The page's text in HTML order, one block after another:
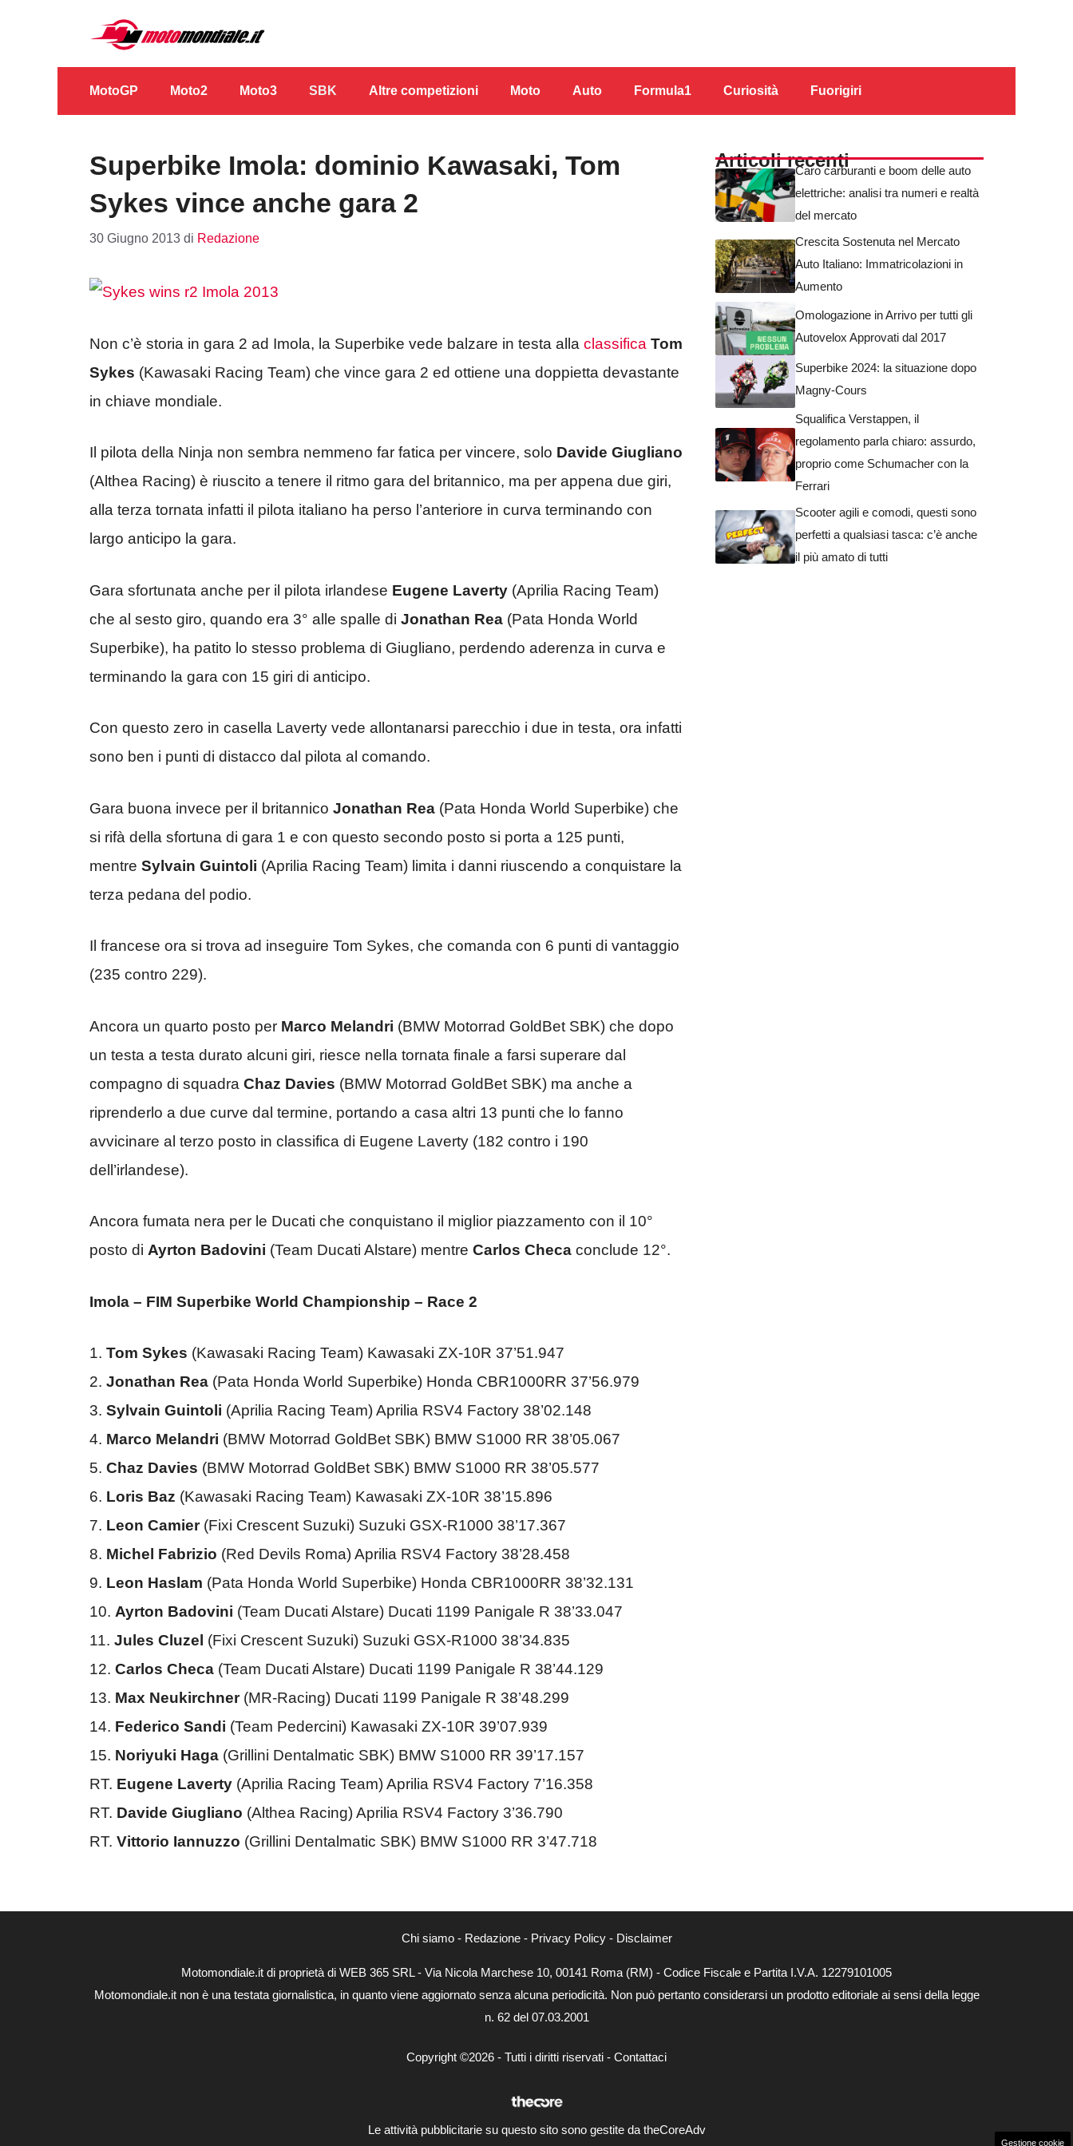
contenuto
MotoGP Moto2 Moto3 SBK Altre competizioni Moto Auto Formula1 Curiosità Fuorigiri
Superbike Imola: dominio Kawasaki, Tom
Sykes vince anche gara 2
30 Giugno 2013 di Redazione
Non c’è storia in gara 2 ad Imola, la Superbike vede balzare in testa alla classifica Tom
Sykes (Kawasaki Racing Team) che vince gara 2 ed ottiene una doppietta devastante
in chiave mondiale.
Il pilota della Ninja non sembra nemmeno far fatica per vincere, solo Davide Giugliano
(Althea Racing) è riuscito a tenere il ritmo gara del britannico, ma per appena due giri,
alla terza tornata infatti il pilota italiano ha perso l’anteriore in curva terminando con
largo anticipo la gara.
Gara sfortunata anche per il pilota irlandese Eugene Laverty (Aprilia Racing Team)
che al sesto giro, quando era 3° alle spalle di Jonathan Rea (Pata Honda World
Superbike), ha patito lo stesso problema di Giugliano, perdendo aderenza in curva e
terminando la gara con 15 giri di anticipo.
Con questo zero in casella Laverty vede allontanarsi parecchio i due in testa, ora infatti
sono ben i punti di distacco dal pilota al comando.
Gara buona invece per il britannico Jonathan Rea (Pata Honda World Superbike) che
si rifà della sfortuna di gara 1 e con questo secondo posto si porta a 125 punti,
mentre Sylvain Guintoli (Aprilia Racing Team) limita i danni riuscendo a conquistare la
terza pedana del podio.
Il francese ora si trova ad inseguire Tom Sykes, che comanda con 6 punti di vantaggio
(235 contro 229).
Ancora un quarto posto per Marco Melandri (BMW Motorrad GoldBet SBK) che dopo
un testa a testa durato alcuni giri, riesce nella tornata finale a farsi superare dal
compagno di squadra Chaz Davies (BMW Motorrad GoldBet SBK) ma anche a
riprenderlo a due curve dal termine, portando a casa altri 13 punti che lo fanno
avvicinare al terzo posto in classifica di Eugene Laverty (182 contro i 190
dell’irlandese).
Ancora fumata nera per le Ducati che conquistano il miglior piazzamento con il 10°
posto di Ayrton Badovini (Team Ducati Alstare) mentre Carlos Checa conclude 12°.
Imola – FIM Superbike World Championship – Race 2
1. Tom Sykes (Kawasaki Racing Team) Kawasaki ZX-10R 37’51.947
2. Jonathan Rea (Pata Honda World Superbike) Honda CBR1000RR 37’56.979
3. Sylvain Guintoli (Aprilia Racing Team) Aprilia RSV4 Factory 38’02.148
4. Marco Melandri (BMW Motorrad GoldBet SBK) BMW S1000 RR 38’05.067
5. Chaz Davies (BMW Motorrad GoldBet SBK) BMW S1000 RR 38’05.577
6. Loris Baz (Kawasaki Racing Team) Kawasaki ZX-10R 38’15.896
7. Leon Camier (Fixi Crescent Suzuki) Suzuki GSX-R1000 38’17.367
8. Michel Fabrizio (Red Devils Roma) Aprilia RSV4 Factory 38’28.458
9. Leon Haslam (Pata Honda World Superbike) Honda CBR1000RR 38’32.131
10. Ayrton Badovini (Team Ducati Alstare) Ducati 1199 Panigale R 38’33.047
11. Jules Cluzel (Fixi Crescent Suzuki) Suzuki GSX-R1000 38’34.835
12. Carlos Checa (Team Ducati Alstare) Ducati 1199 Panigale R 38’44.129
13. Max Neukirchner (MR-Racing) Ducati 1199 Panigale R 38’48.299
14. Federico Sandi (Team Pedercini) Kawasaki ZX-10R 39’07.939
15. Noriyuki Haga (Grillini Dentalmatic SBK) BMW S1000 RR 39’17.157
RT. Eugene Laverty (Aprilia Racing Team) Aprilia RSV4 Factory 7’16.358
RT. Davide Giugliano (Althea Racing) Aprilia RSV4 Factory 3’36.790
RT. Vittorio Iannuzzo (Grillini Dentalmatic SBK) BMW S1000 RR 3’47.718
Articoli recentiCaro carburanti e boom delle auto
elettriche: analisi tra numeri e realtà
del mercato
Crescita Sostenuta nel Mercato
Auto Italiano: Immatricolazioni in
Aumento
Omologazione in Arrivo per tutti gli
Autovelox Approvati dal 2017
Superbike 2024: la situazione dopo
Magny-Cours
Squalifica Verstappen, il
regolamento parla chiaro: assurdo,
proprio come Schumacher con la
Ferrari
Scooter agili e comodi, questi sono
perfetti a qualsiasi tasca: c’è anche
il più amato di tutti
Chi siamo- Redazione- Privacy Policy- Disclaimer
Motomondiale.it di proprietà di WEB 365 SRL - Via Nicola Marchese 10, 00141 Roma (RM) - Codice Fiscale e Partita I.V.A. 12279101005
Motomondiale.it non è una testata giornalistica, in quanto viene aggiornato senza alcuna periodicità. Non può pertanto considerarsi un prodotto editoriale ai sensi della legge
n. 62 del 07.03.2001
Copyright ©2026 - Tutti i diritti riservati - Contattaci
Le attività pubblicitarie su questo sito sono gestite da theCoreAdv
Gestione cookie